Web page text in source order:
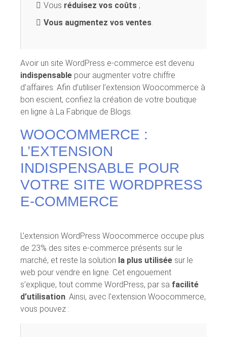
Vous réduisez vos coûts ;
Vous augmentez vos ventes.
Avoir un site WordPress e-commerce est devenu
indispensable pour augmenter votre chiffre
d’affaires. Afin d’utiliser l’extension Woocommerce à
bon escient, confiez la création de votre boutique
en ligne à La Fabrique de Blogs.
WOOCOMMERCE :
L’EXTENSION
INDISPENSABLE POUR
VOTRE SITE WORDPRESS
E-COMMERCE
L’extension WordPress Woocommerce occupe plus
de 23% des sites e-commerce présents sur le
marché, et reste la solution la plus utilisée sur le
web pour vendre en ligne. Cet engouement
s’explique, tout comme WordPress, par sa facilité
d’utilisation. Ainsi, avec l’extension Woocommerce,
vous pouvez :